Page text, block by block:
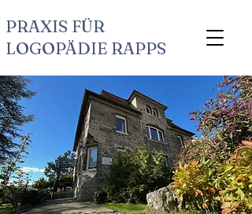
PRAXIS FÜR
LOGOPÄDIE RAPPS